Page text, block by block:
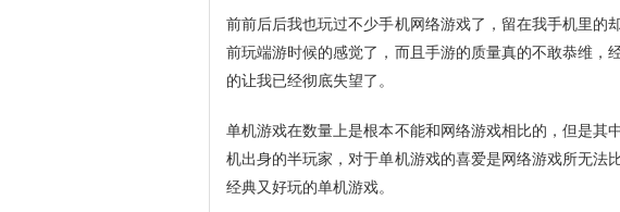
前前后后我也玩过不少手机网络游戏了，留在我手机里的
前玩端游时候的感觉了，而且手游的质量真的不敢恭维，
的让我已经彻底失望了。
单机游戏在数量上是根本不能和网络游戏相比的，但是其
机出身的半玩家，对于单机游戏的喜爱是网络游戏所无法
经典又好玩的单机游戏。